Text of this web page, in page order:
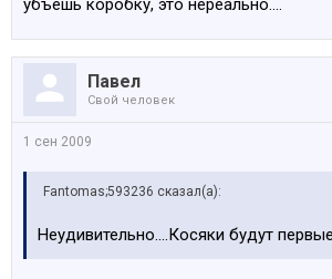
убъёшь коробку, это нереально....
Павел
Свой человек
1 сен 2009
Fantomas;593236 сказал(а):
Неудивительно....Косяки будут